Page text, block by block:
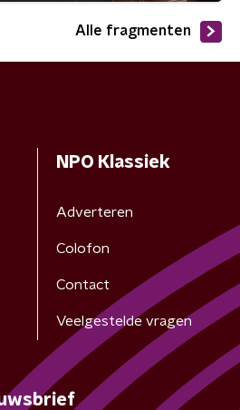
Alle fragmenten
NPO Klassiek
Adverteren
Colofon
Contact
Veelgestelde vragen